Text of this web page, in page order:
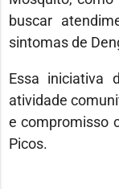
buscar
sintomas de
Essa iniciativa
atividade
e compromisso
Picos.